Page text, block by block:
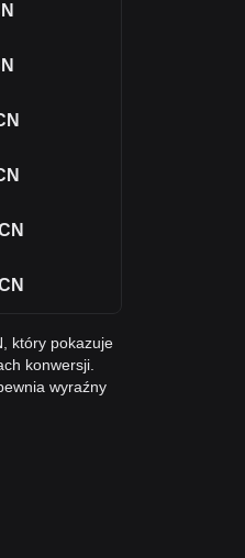
który pokazuje
konwersji.
wyraźny